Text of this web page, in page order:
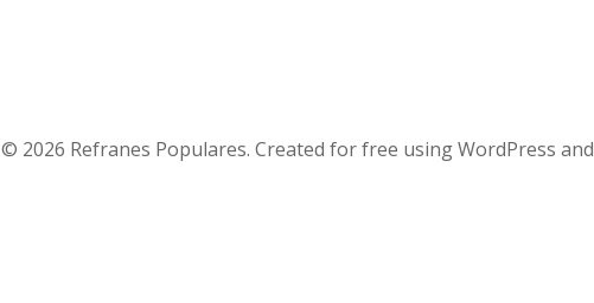
© 2026 Refranes Populares. Created for free using WordPress and